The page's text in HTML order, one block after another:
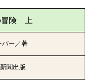
冒険 上
バー／著
聞出版